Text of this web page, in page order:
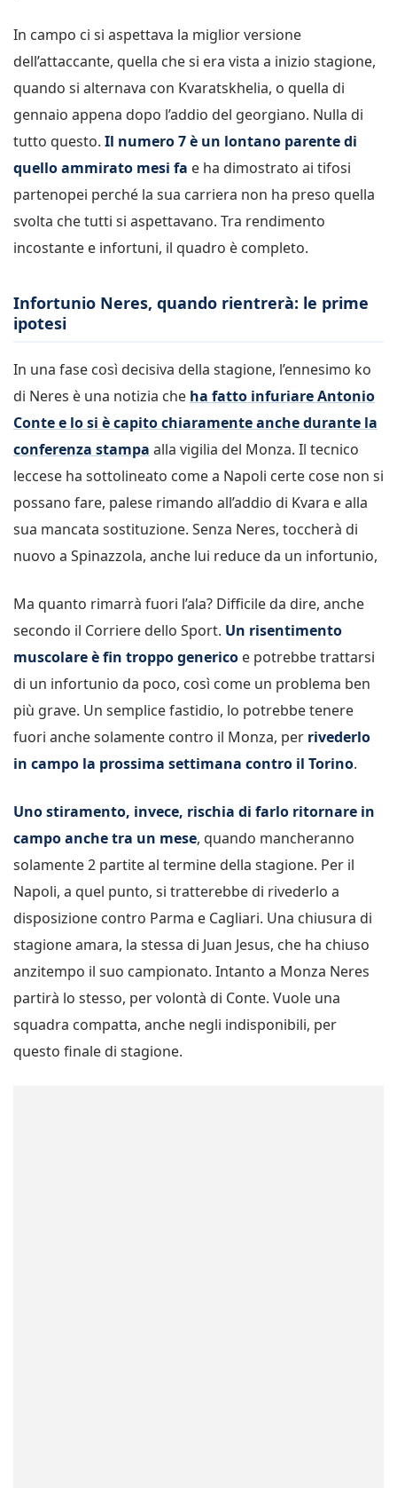
In campo ci si aspettava la miglior versione
dell’attaccante, quella che si era vista a inizio stagione,
quando si alternava con Kvaratskhelia, o quella di
gennaio appena dopo l’addio del georgiano. Nulla di
tutto questo. Il numero 7 è un lontano parente di
quello ammirato mesi fa e ha dimostrato ai tifosi
partenopei perché la sua carriera non ha preso quella
svolta che tutti si aspettavano. Tra rendimento
incostante e infortuni, il quadro è completo.
Infortunio Neres, quando rientrerà: le prime
ipotesi
In una fase così decisiva della stagione, l’ennesimo ko
di Neres è una notizia che ha fatto infuriare Antonio
Conte e lo si è capito chiaramente anche durante la
conferenza stampa alla vigilia del Monza. Il tecnico
leccese ha sottolineato come a Napoli certe cose non si
possano fare, palese rimando all’addio di Kvara e alla
sua mancata sostituzione. Senza Neres, toccherà di
nuovo a Spinazzola, anche lui reduce da un infortunio,
Ma quanto rimarrà fuori l’ala? Difficile da dire, anche
secondo il Corriere dello Sport. Un risentimento
muscolare è fin troppo generico e potrebbe trattarsi
di un infortunio da poco, così come un problema ben
più grave. Un semplice fastidio, lo potrebbe tenere
fuori anche solamente contro il Monza, per rivederlo
in campo la prossima settimana contro il Torino.
Uno stiramento, invece, rischia di farlo ritornare in
campo anche tra un mese, quando mancheranno
solamente 2 partite al termine della stagione. Per il
Napoli, a quel punto, si tratterebbe di rivederlo a
disposizione contro Parma e Cagliari. Una chiusura di
stagione amara, la stessa di Juan Jesus, che ha chiuso
anzitempo il suo campionato. Intanto a Monza Neres
partirà lo stesso, per volontà di Conte. Vuole una
squadra compatta, anche negli indisponibili, per
questo finale di stagione.